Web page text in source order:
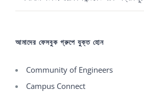
আমাদের ফেসবুক গ্রুপে যুক্ত হোন
Community of Engineers
Campus Connect